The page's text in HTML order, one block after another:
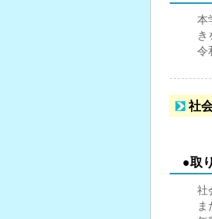
本
き
令
社
●取
社